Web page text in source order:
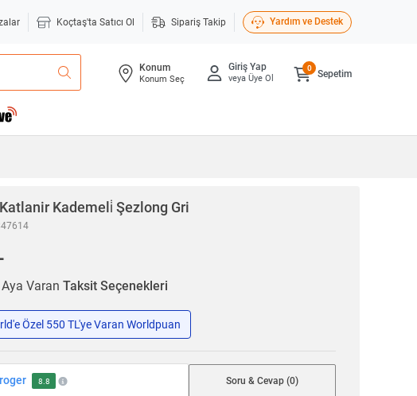
Koçtaş'ta Satıcı Ol Sipariş Takip Yardım ve Destek
Konum
Konum Seç
Giriş Yap
veya Üye Ol Sepetim
0
Katlanir Kademeli̇ Şezlong Gri
Varan Taksit Seçenekleri
Özel 550 TL'ye Varan Worldpuan
8.8 Soru & Cevap (0)